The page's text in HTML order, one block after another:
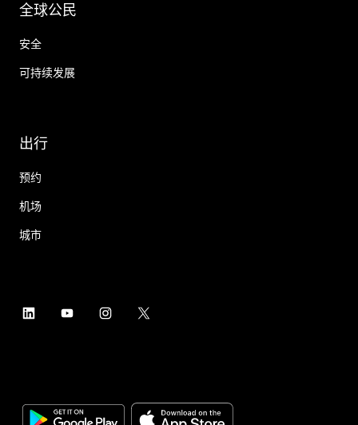
全球公民
安全
可持续发展
出行
预约
机场
城市